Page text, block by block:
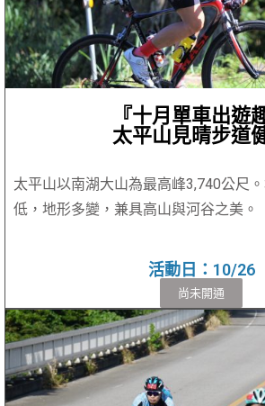
『十月單車出遊
太平山見晴步道
太平山以南湖大山為最高峰3,740公尺
低，地形多變，兼具高山與河谷之美。
活動日：10/26
尚未開通